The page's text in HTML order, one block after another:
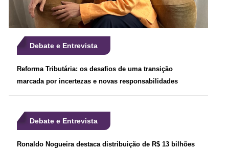
Debate e Entrevista
Reforma Tributária: os desafios de uma transição
marcada por incertezas e novas responsabilidades
Debate e Entrevista
Ronaldo Nogueira destaca distribuição de R$ 13 bilhões